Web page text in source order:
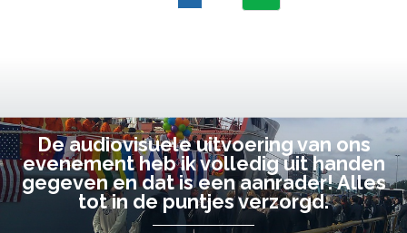
De audiovisuele uitvoering van ons
evenement heb ik volledig uit handen
gegeven en dat is een aanrader! Alles
tot in de puntjes verzorgd.